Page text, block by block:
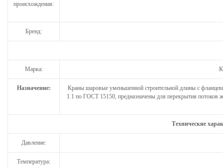
происхождения:
Бренд:
Марка:
Назначение:
Краны шаровые уменьшенной строительной длины с
1.1 по ГОСТ 15150, предназначены для перекрытия потоков
Технические
Давление:
Температура: